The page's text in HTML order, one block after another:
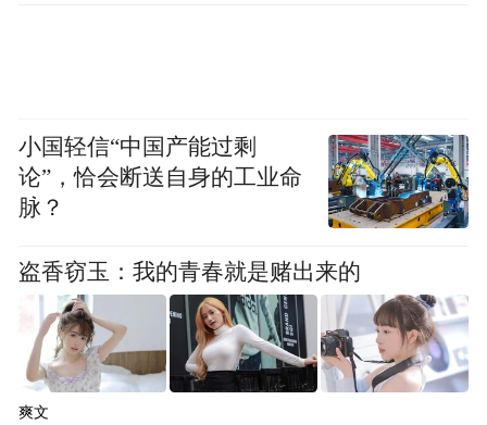
小国轻信“中国产能过剩
论”，恰会断送自身的工业命
脉？
盗香窃玉：我的青春就是赌出来的
爽文